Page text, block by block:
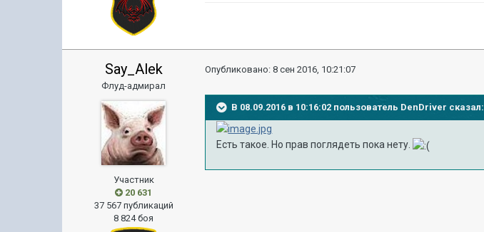
Say_Alek
Флуд-адмирал
Участник
20 631
37 567 публикаций
8 824 боя
Опубликовано:8 сен 2016, 10:21:07
В 08.09.2016 в 10:16:02 пользователь DenDriver сказал:
Есть такое. Но прав поглядеть пока нету.